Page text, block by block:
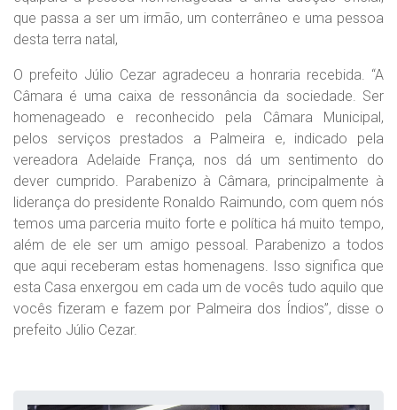
que passa a ser um irmão, um conterrâneo e uma pessoa
desta terra natal,
O prefeito Júlio Cezar agradeceu a honraria recebida. “A
Câmara é uma caixa de ressonância da sociedade. Ser
homenageado e reconhecido pela Câmara Municipal,
pelos serviços prestados a Palmeira e, indicado pela
vereadora Adelaide França, nos dá um sentimento do
dever cumprido. Parabenizo à Câmara, principalmente à
liderança do presidente Ronaldo Raimundo, com quem nós
temos uma parceria muito forte e política há muito tempo,
além de ele ser um amigo pessoal. Parabenizo a todos
que aqui receberam estas homenagens. Isso significa que
esta Casa enxergou em cada um de vocês tudo aquilo que
vocês fizeram e fazem por Palmeira dos Índios”, disse o
prefeito Júlio Cezar.